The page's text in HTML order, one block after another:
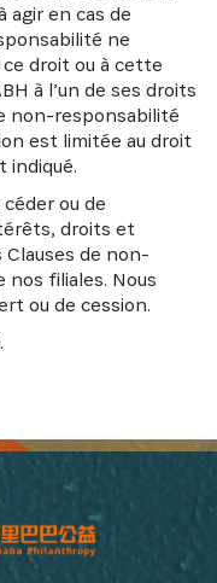
agir en cas de
ne
droit ou à cette
à l’un de ses droits
non-responsabilité
est limitée au droit
indiqué.
ou de
droits et
de non-
nos filiales. Nous
ou de cession.